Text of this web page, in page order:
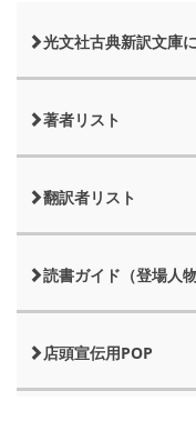
光文社古典新訳文庫
著者リスト
翻訳者リスト
読書ガイド（登場人
店頭宣伝用POP